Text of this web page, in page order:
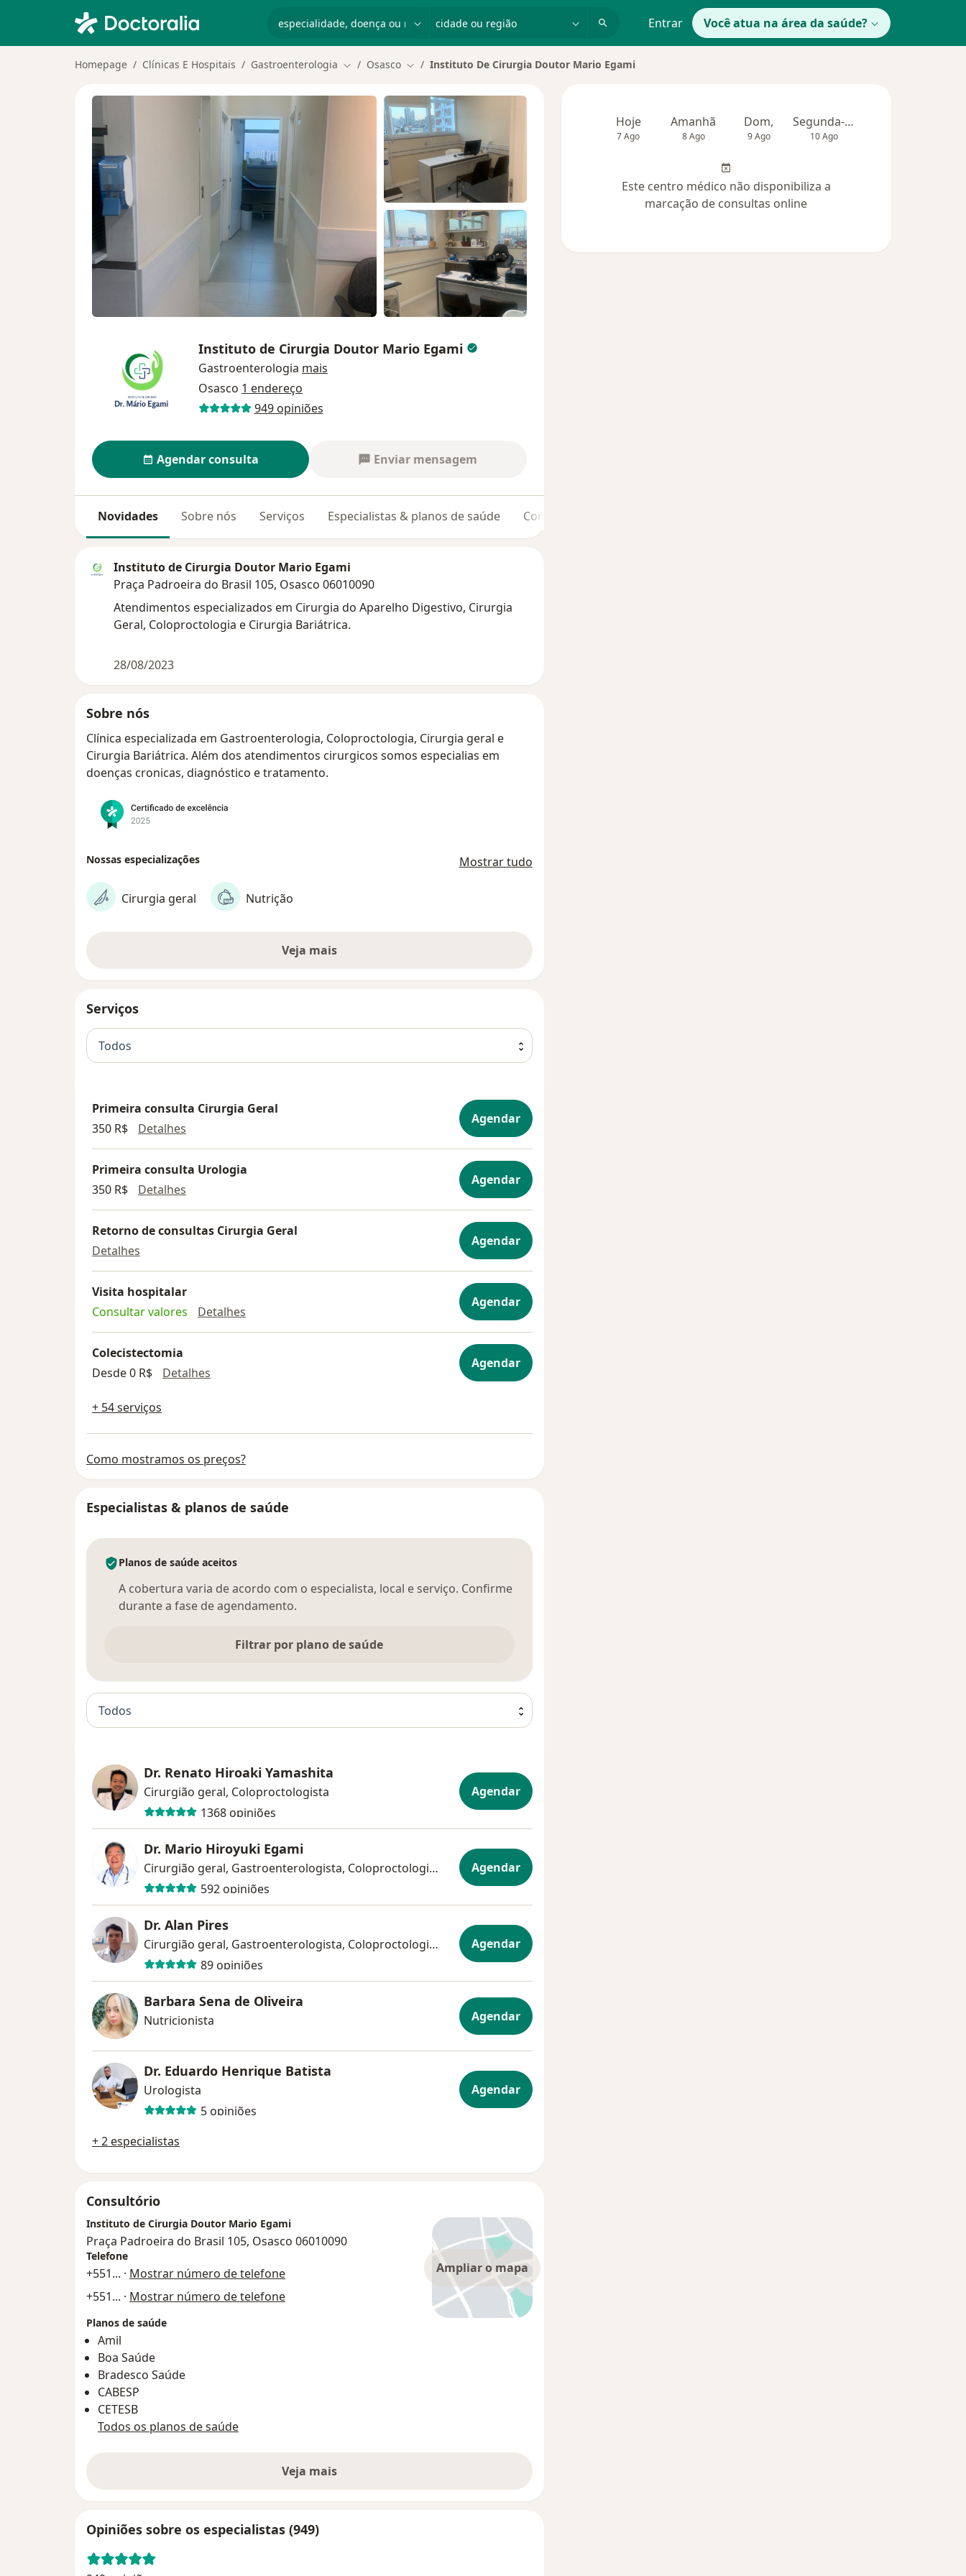
Entrar Você atua na área da saúde?
Homepage Clínicas E Hospitais Gastroenterologia Mudar de cidade
Osasco Mudar de cidade
Instituto De Cirurgia Doutor Mario Egami
Instituto de Cirurgia Doutor Mario Egami
Gastroenterologia mais
Osasco 1 endereço
949 opiniões
Agendar consulta Enviar mensagem
Novidades Sobre nós Serviços Especialistas & planos de saúde Consultórios
Instituto de Cirurgia Doutor Mario Egami
Praça Padroeira do Brasil 105, Osasco 06010090
Atendimentos especializados em Cirurgia do Aparelho Digestivo, Cirurgia
Geral, Coloproctologia e Cirurgia Bariátrica.
28/08/2023
Sobre nós
Clínica especializada em Gastroenterologia, Coloproctologia, Cirurgia geral e
Cirurgia Bariátrica. Além dos atendimentos cirurgicos somos especialias em
doenças cronicas, diagnóstico e tratamento.
Nossas especializações Mostrar tudo
Cirurgia geral Nutrição
Veja mais
Serviços
Todos
Primeira consulta Cirurgia Geral
350 R$
Detalhes
Agendar
Primeira consulta Urologia
350 R$
Detalhes
Agendar
Retorno de consultas Cirurgia Geral
Detalhes
Agendar
Visita hospitalar
Consultar valores
Detalhes
Agendar
Colecistectomia
Desde 0 R$
Detalhes
Agendar
+ 54 serviços
Como mostramos os preços?
Especialistas & planos de saúde
Planos de saúde aceitos
A cobertura varia de acordo com o especialista, local e serviço. Confirme
durante a fase de agendamento.
Filtrar por plano de saúde
Todos
Dr. Renato Hiroaki Yamashita
Cirurgião geral, Coloproctologista
1368 opiniões
Agendar
Dr. Mario Hiroyuki Egami
Cirurgião geral, Gastroenterologista, Coloproctologista
592 opiniões
Agendar
Dr. Alan Pires
Cirurgião geral, Gastroenterologista, Coloproctologista
89 opiniões
Agendar
Barbara Sena de Oliveira
Nutricionista Agendar
Dr. Eduardo Henrique Batista
Urologista
5 opiniões
Agendar
+ 2 especialistas
Consultório
Ampliar o mapa
Instituto de Cirurgia Doutor Mario Egami
Praça Padroeira do Brasil 105, Osasco 06010090
Telefone
+551... · Mostrar número de telefone
+551... · Mostrar número de telefone
Planos de saúde
Amil
Boa Saúde
Bradesco Saúde
CABESP
CETESB
Todos os planos de saúde
Veja mais
Opiniões sobre os especialistas (949)
Hoje
7 Ago
Amanhã
8 Ago
Dom,
9 Ago
Segunda-feira
10 Ago
Este centro médico não disponibiliza a
marcação de consultas online